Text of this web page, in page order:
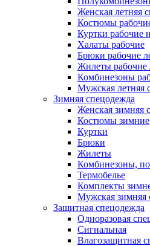
Женская летняя
Костюмы
Куртки рабочие
Халаты рабочие
Брюки рабочие
Жилеты рабочие
Комбинезоны
Мужская летняя
Зимняя спецодежда
Женская зимняя
Костюмы зимние
Куртки
Брюки
Жилеты
Комбинезоны,
Термобелье
Комплекты
Мужская зимняя
Защитная спецодежда
Одноразовая
Сигнальная
Влагозащитная